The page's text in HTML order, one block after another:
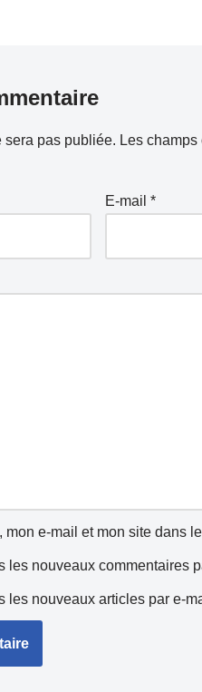
sera pas publiée. Les
E-mail *
mon e-mail et mon site dans
les nouveaux commentaires
les nouveaux articles par e-